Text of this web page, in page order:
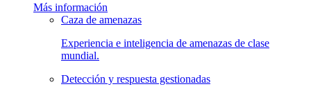
Más información
Caza de amenazas
Experiencia e inteligencia de amenazas de clase
mundial.
Detección y respuesta gestionadas